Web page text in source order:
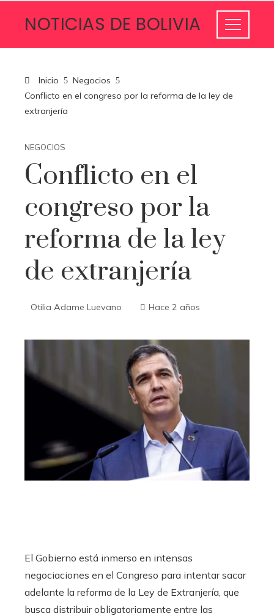
NOTICIAS DE BOLIVIA
Inicio
Negocios
Conflicto en el congreso por la reforma de la ley de
extranjería
NEGOCIOS
Conflicto en el
congreso por la
reforma de la ley
de extranjería
Otilia Adame Luevano Hace 2 años
El Gobierno está inmerso en intensas
negociaciones en el Congreso para intentar sacar
adelante la reforma de la Ley de Extranjería, que
busca distribuir obligatoriamente entre las